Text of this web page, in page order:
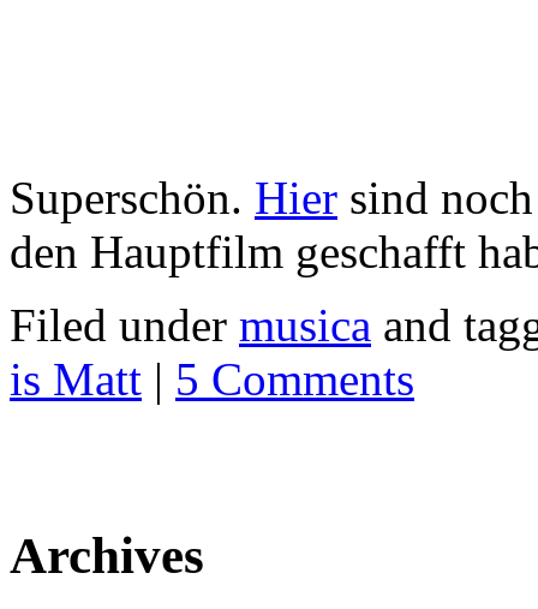
Superschön. Hier sind
den Hauptfilm geschafft
Filed under musica and
is Matt | 5 Comments
Archives